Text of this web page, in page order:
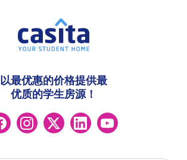
以最优惠的价格提供最
优质的学生房源！